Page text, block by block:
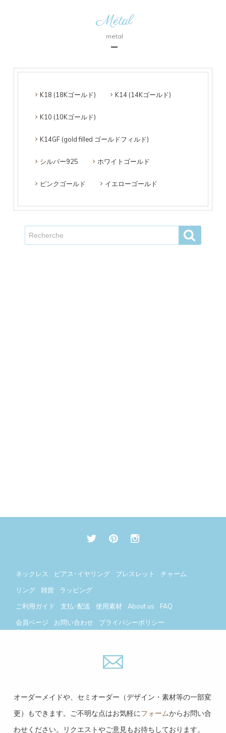
Métal
metal
K18 (18Kゴールド) K14 (14Kゴールド)
K10 (10Kゴールド)
K14GF (gold filled ゴールドフィルド)
シルバー925 ホワイトゴールド
ピンクゴールド イエローゴールド
オーダーメイドや、セミオーダー（デザイン・素材等の一部変
更）もできます。ご不明な点はお気軽にフォームからお問い合
わせください。リクエストやご意見もお待ちしております。
ネックレス ピアス･イヤリング ブレスレット
チャーム
リング
雑貨
ラッピング
ご利用ガイド
支払･配送 使用素材 About us
FAQ
会員ページ
お問い合わせ プライバシーポリシー
2
3 4 5 6 7
8
9
10 11 12 13 14 15
1
2 3
5
6
7 8 9 10 11
12
13 14 15 16 17 18